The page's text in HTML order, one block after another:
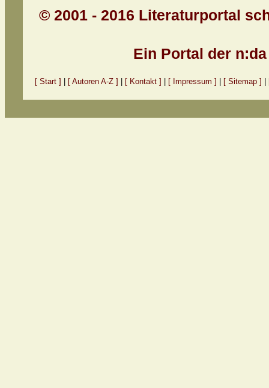
© 2001 - 2016 Literaturportal
Ein Portal der
[ Start ] [ Autoren A-Z ] [ Kontakt ] [ Impressum ] [ Sitemap ]